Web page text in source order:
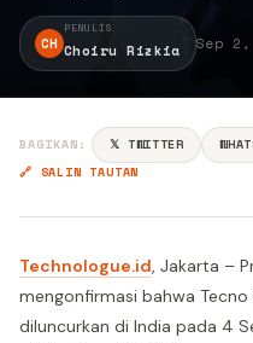
CH
PENULIS
Choiru Rizkia Sep
BAGIKAN: 𝕏 TWITTER
🔗 SALIN TAUTAN
Technologue.id, Jakarta –
mengonfirmasi bahwa
diluncurkan di India pada 4